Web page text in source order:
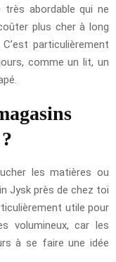
très abordable qui ne
plus cher à long
particulièrement
comme un lit, un
les matières ou
Jysk près de chez toi
utile pour
volumineux, car les
à se faire une idée